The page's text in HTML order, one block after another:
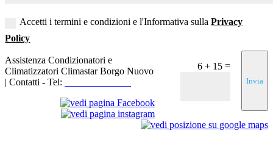
Accetti i termini e condizioni e l'Informativa sullaPrivacy
Policy
6 + 15 =
Invia
Assistenza Condizionatori e
Climatizzatori Climastar Borgo Nuovo
| Contatti - Tel: